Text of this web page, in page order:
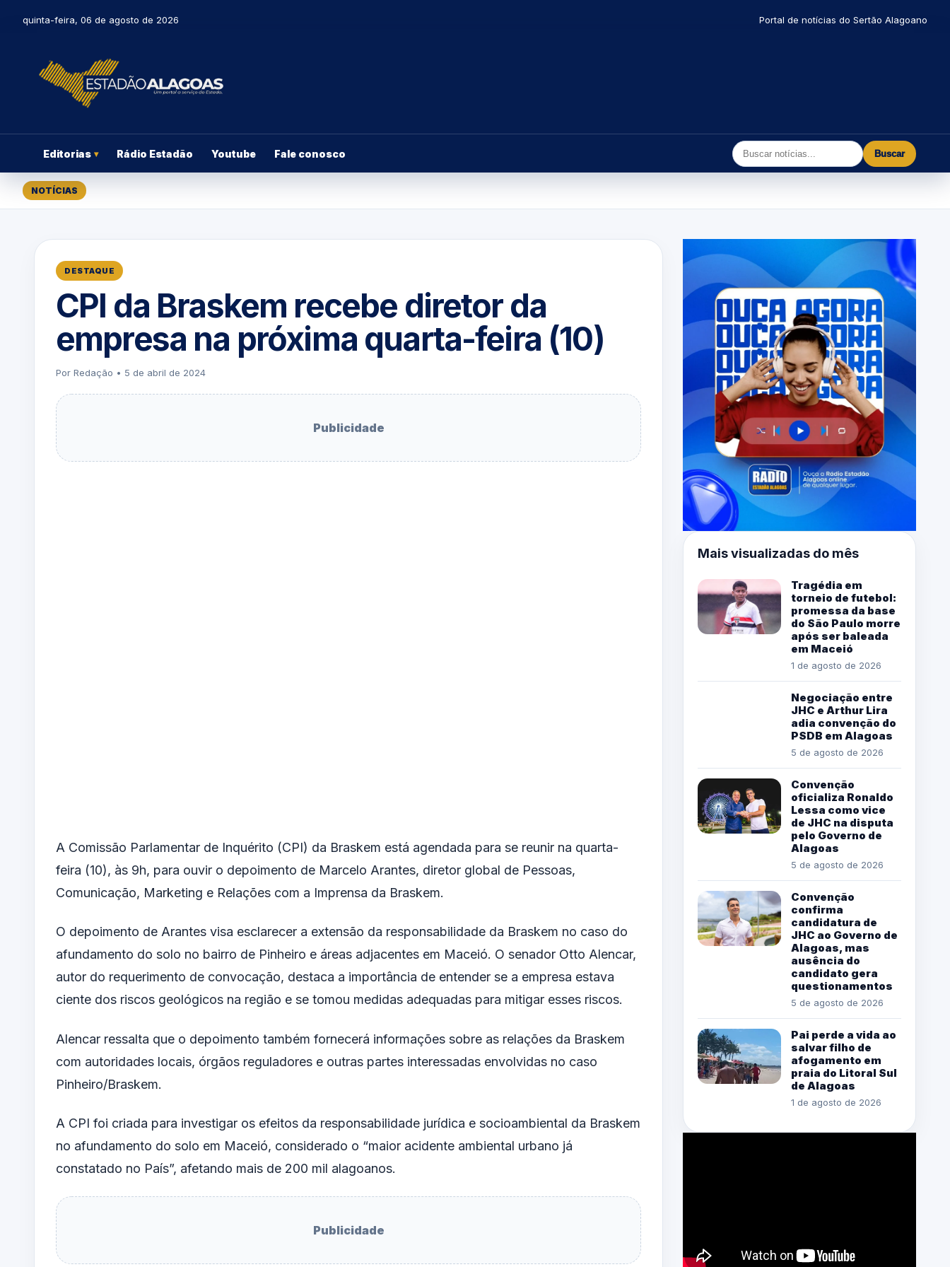
quinta-feira, 06 de agosto de 2026 Portal de notícias do Sertão Alagoano
Editorias ▾ Rádio Estadão Youtube Fale conosco Buscar
NOTÍCIAS
DESTAQUE
CPI da Braskem recebe diretor da
empresa na próxima quarta-feira (10)
Por Redação • 5 de abril de 2024
Publicidade
A Comissão Parlamentar de Inquérito (CPI) da Braskem está agendada para se reunir na quarta-
feira (10), às 9h, para ouvir o depoimento de Marcelo Arantes, diretor global de Pessoas,
Comunicação, Marketing e Relações com a Imprensa da Braskem.
O depoimento de Arantes visa esclarecer a extensão da responsabilidade da Braskem no caso do
afundamento do solo no bairro de Pinheiro e áreas adjacentes em Maceió. O senador Otto Alencar,
autor do requerimento de convocação, destaca a importância de entender se a empresa estava
ciente dos riscos geológicos na região e se tomou medidas adequadas para mitigar esses riscos.
Alencar ressalta que o depoimento também fornecerá informações sobre as relações da Braskem
com autoridades locais, órgãos reguladores e outras partes interessadas envolvidas no caso
Pinheiro/Braskem.
A CPI foi criada para investigar os efeitos da responsabilidade jurídica e socioambiental da Braskem
no afundamento do solo em Maceió, considerado o “maior acidente ambiental urbano já
constatado no País”, afetando mais de 200 mil alagoanos.
Publicidade
Mais visualizadas do mês
Tragédia em
torneio de futebol:
promessa da base
do São Paulo morre
após ser baleada
em Maceió
1 de agosto de 2026
Negociação entre
JHC e Arthur Lira
adia convenção do
PSDB em Alagoas
5 de agosto de 2026
Convenção
oficializa Ronaldo
Lessa como vice
de JHC na disputa
pelo Governo de
Alagoas
5 de agosto de 2026
Convenção
confirma
candidatura de
JHC ao Governo de
Alagoas, mas
ausência do
candidato gera
questionamentos
5 de agosto de 2026
Pai perde a vida ao
salvar filho de
afogamento em
praia do Litoral Sul
de Alagoas
1 de agosto de 2026